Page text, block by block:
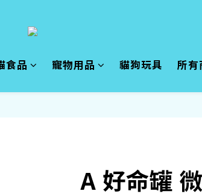
食品 寵物用品 貓狗玩具 所有
A 好命罐